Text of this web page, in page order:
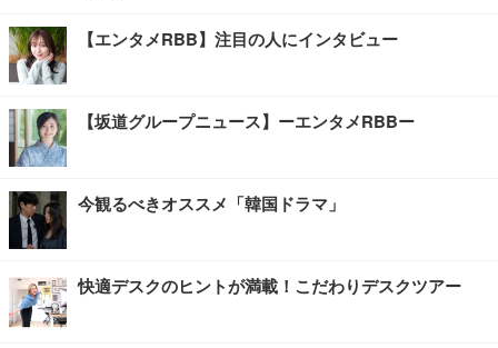
【エンタメRBB】注目の人にインタビュー
【坂道グループニュース】ーエンタメRBBー
今観るべきオススメ「韓国ドラマ」
快適デスクのヒントが満載！こだわりデスクツアー